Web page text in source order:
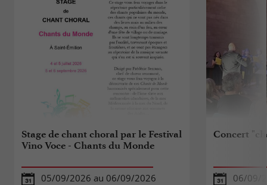
Stage de chant choral par le Festival
Vino Voce - Chants du Monde
05/09/2026 au 06/09/2026
Concert
06/09/